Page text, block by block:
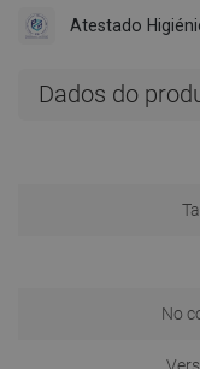
Atestado
Dados do
No